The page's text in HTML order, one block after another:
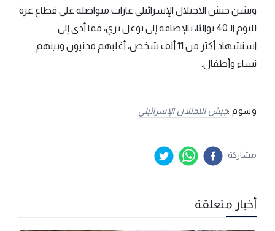
ويشن جيش الاحتلال الإسرائيلي غارات متواصلة على قطاع غزة
لليوم الـ40 تواليًا، بالإضافة إلى توغل بري، مما أدى إلى
استشهاد أكثر من 11 ألف شخص، أغلبهم مدنيون وبينهم
نساء وأطفال.
وسوم :جيش الاحتلال الإسرائيلي
مشاركة
أخبار متعلقة